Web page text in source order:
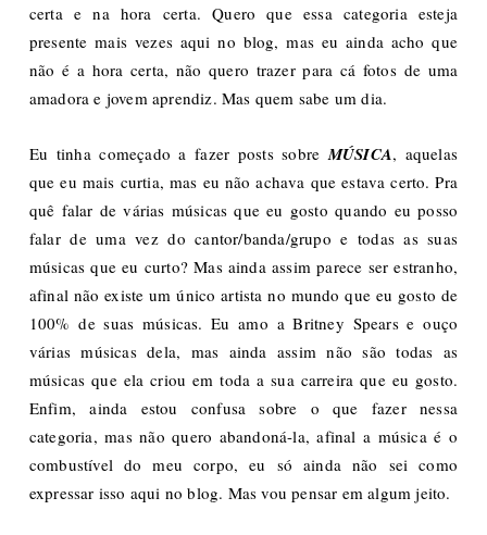
certa e na hora certa. Quero que essa categoria esteja
presente mais vezes aqui no blog, mas eu ainda acho que
não é a hora certa, não quero trazer para cá fotos de uma
amadora e jovem aprendiz. Mas quem sabe um dia.
Eu tinha começado a fazer posts sobre MÚSICA, aquelas
que eu mais curtia, mas eu não achava que estava certo. Pra
quê falar de várias músicas que eu gosto quando eu posso
falar de uma vez do cantor/banda/grupo e todas as suas
músicas que eu curto? Mas ainda assim parece ser estranho,
afinal não existe um único artista no mundo que eu gosto de
100% de suas músicas. Eu amo a Britney Spears e ouço
várias músicas dela, mas ainda assim não são todas as
músicas que ela criou em toda a sua carreira que eu gosto.
Enfim, ainda estou confusa sobre o que fazer nessa
categoria, mas não quero abandoná-la, afinal a música é o
combustível do meu corpo, eu só ainda não sei como
expressar isso aqui no blog. Mas vou pensar em algum jeito.